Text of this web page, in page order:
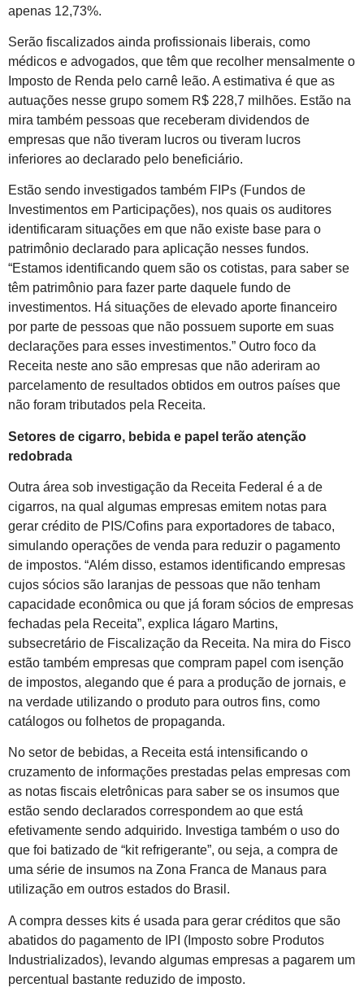
apenas 12,73%.
Serão fiscalizados ainda profissionais liberais, como
médicos e advogados, que têm que recolher mensalmente o
Imposto de Renda pelo carnê leão. A estimativa é que as
autuações nesse grupo somem R$ 228,7 milhões. Estão na
mira também pessoas que receberam dividendos de
empresas que não tiveram lucros ou tiveram lucros
inferiores ao declarado pelo beneficiário.
Estão sendo investigados também FIPs (Fundos de
Investimentos em Participações), nos quais os auditores
identificaram situações em que não existe base para o
patrimônio declarado para aplicação nesses fundos.
“Estamos identificando quem são os cotistas, para saber se
têm patrimônio para fazer parte daquele fundo de
investimentos. Há situações de elevado aporte financeiro
por parte de pessoas que não possuem suporte em suas
declarações para esses investimentos.” Outro foco da
Receita neste ano são empresas que não aderiram ao
parcelamento de resultados obtidos em outros países que
não foram tributados pela Receita.
Setores de cigarro, bebida e papel terão atenção
redobrada
Outra área sob investigação da Receita Federal é a de
cigarros, na qual algumas empresas emitem notas para
gerar crédito de PIS/Cofins para exportadores de tabaco,
simulando operações de venda para reduzir o pagamento
de impostos. “Além disso, estamos identificando empresas
cujos sócios são laranjas de pessoas que não tenham
capacidade econômica ou que já foram sócios de empresas
fechadas pela Receita”, explica Iágaro Martins,
subsecretário de Fiscalização da Receita. Na mira do Fisco
estão também empresas que compram papel com isenção
de impostos, alegando que é para a produção de jornais, e
na verdade utilizando o produto para outros fins, como
catálogos ou folhetos de propaganda.
No setor de bebidas, a Receita está intensificando o
cruzamento de informações prestadas pelas empresas com
as notas fiscais eletrônicas para saber se os insumos que
estão sendo declarados correspondem ao que está
efetivamente sendo adquirido. Investiga também o uso do
que foi batizado de “kit refrigerante”, ou seja, a compra de
uma série de insumos na Zona Franca de Manaus para
utilização em outros estados do Brasil.
A compra desses kits é usada para gerar créditos que são
abatidos do pagamento de IPI (Imposto sobre Produtos
Industrializados), levando algumas empresas a pagarem um
percentual bastante reduzido de imposto.